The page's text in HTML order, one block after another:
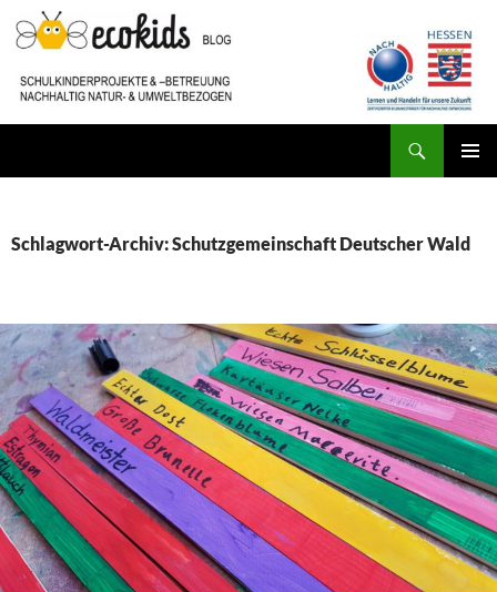
Inhalt
Schlagwort-Archiv: Schutzgemeinschaft Deutscher Wald